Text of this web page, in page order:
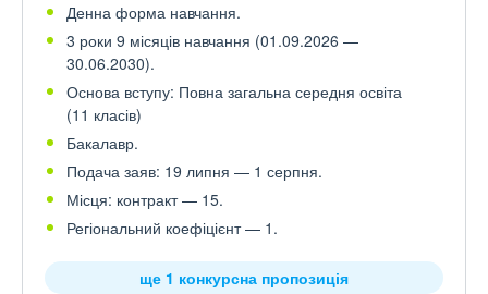
Денна форма навчання.
3 роки 9 місяців навчання (01.09.2026 —
30.06.2030).
Основа вступу: Повна загальна середня освіта
(11 класів)
Бакалавр.
Подача заяв: 19 липня — 1 серпня.
Місця: контракт — 15.
Регіональний коефіцієнт — 1.
ще 1 конкурсна пропозиція